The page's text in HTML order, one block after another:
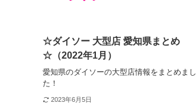
☆ダイソー 大型店 愛知県まとめ
☆（2022年1月）
愛知県のダイソーの大型店情報をまとめまし
た！
2023年6月5日